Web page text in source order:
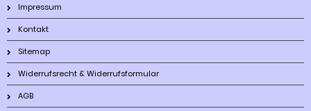
Impressum
Kontakt
Sitemap
Widerrufsrecht & Widerrufsformular
AGB